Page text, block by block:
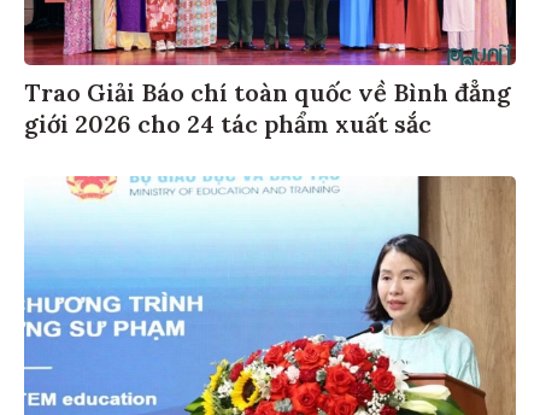
Trao Giải Báo chí toàn quốc về Bình đẳng
giới 2026 cho 24 tác phẩm xuất sắc